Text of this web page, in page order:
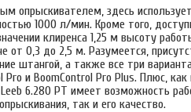
опрыскивателем, здесь
1000 л/мин. Кроме того,
клиренса 1,25 м высоту
от 0,3 до 2,5 м. Разумеется,
штангой, а также все три
Pro и BoomControl Pro Plus. Плюс,
Leeb 6.280 PT имеет возможность
так и его качество.